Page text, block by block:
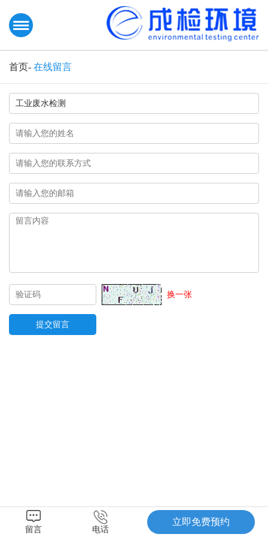
首页- 在线留言
换一张
留言 电话
立即免费预约